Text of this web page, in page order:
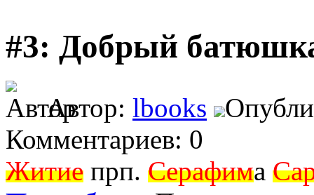
#3: Добрый
Автор: lbooks
Комментариев: 0
Житие прп. Серафима